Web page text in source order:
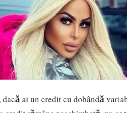
dacă ai un credit cu dobândă